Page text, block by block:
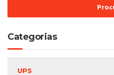
Categorias
UPS